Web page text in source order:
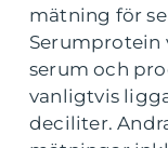
mätning för
Serumprotein
serum och
vanligtvis
deciliter.